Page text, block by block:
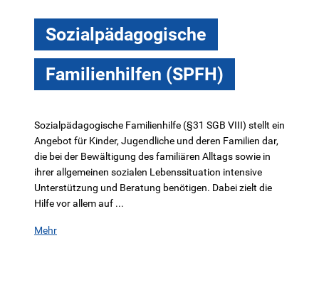
Sozialpädagogische
Familienhilfen (SPFH)
Sozialpädagogische Familienhilfe (§31 SGB VIII) stellt ein
Angebot für Kinder, Jugendliche und deren Familien dar,
die bei der Bewältigung des familiären Alltags sowie in
ihrer allgemeinen sozialen Lebenssituation intensive
Unterstützung und Beratung benötigen. Dabei zielt die
Hilfe vor allem auf ...
Mehr